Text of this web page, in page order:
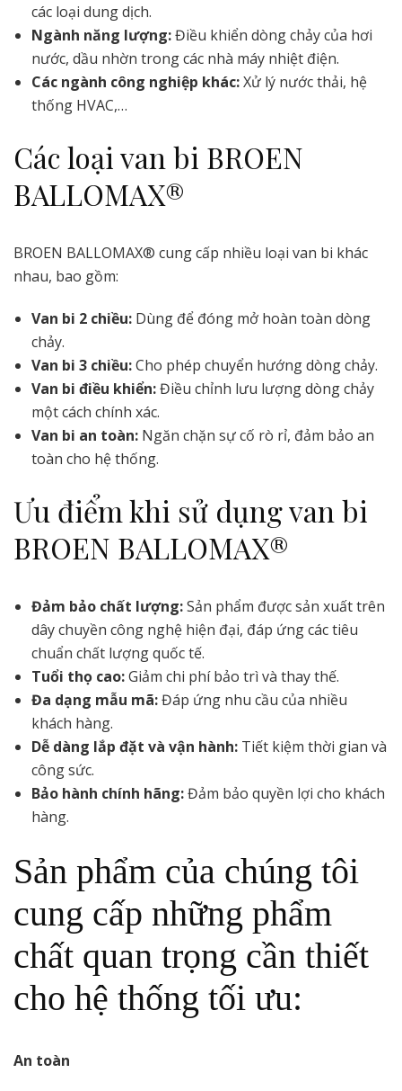
các loại dung dịch.
Ngành năng lượng:Điều khiển dòng chảy của hơi
nước, dầu nhờn trong các nhà máy nhiệt điện.
Các ngành công nghiệp khác:Xử lý nước thải, hệ
thống HVAC,…
Các loại van bi BROEN
BALLOMAX®
BROEN BALLOMAX® cung cấp nhiều loại van bi khác
nhau, bao gồm:
Van bi 2 chiều: Dùng để đóng mở hoàn toàn dòng
chảy.
Van bi 3 chiều:Cho phép chuyển hướng dòng chảy.
Van bi điều khiển:Điều chỉnh lưu lượng dòng chảy
một cách chính xác.
Van bi an toàn: Ngăn chặn sự cố rò rỉ, đảm bảo an
toàn cho hệ thống.
Ưu điểm khi sử dụng van bi
BROEN BALLOMAX®
Đảm bảo chất lượng:Sản phẩm được sản xuất trên
dây chuyền công nghệ hiện đại, đáp ứng các tiêu
chuẩn chất lượng quốc tế.
Tuổi thọ cao:Giảm chi phí bảo trì và thay thế.
Đa dạng mẫu mã:Đáp ứng nhu cầu của nhiều
khách hàng.
Dễ dàng lắp đặt và vận hành: Tiết kiệm thời gian và
công sức.
Bảo hành chính hãng:Đảm bảo quyền lợi cho khách
hàng.
Sản phẩm của chúng tôi
cung cấp những phẩm
chất quan trọng cần thiết
cho hệ thống tối ưu:
An toàn